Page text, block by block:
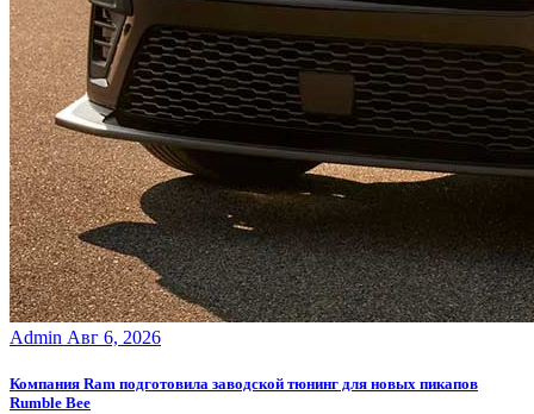
Admin Авг 6, 2026
Компания Ram подготовила заводской тюнинг для новых пикапов
Rumble Bee